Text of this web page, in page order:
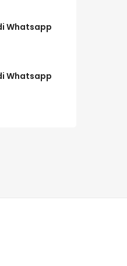
Whatsapp
Whatsapp